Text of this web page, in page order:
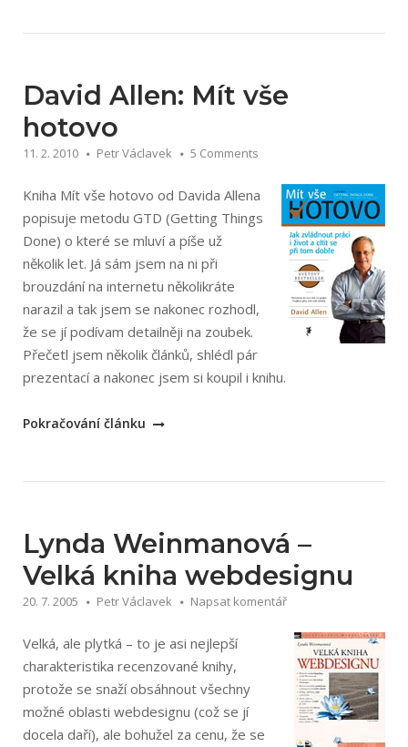
David Allen: Mít vše
hotovo
11. 2. 2010 Petr Václavek 5 Comments
Kniha Mít vše hotovo od Davida Allena
popisuje metodu GTD (Getting Things
Done) o které se mluví a píše už
několik let. Já sám jsem na ni při
brouzdání na internetu několikráte
narazil a tak jsem se nakonec rozhodl,
že se jí podívam detailněji na zoubek.
Přečetl jsem několik článků, shlédl pár
prezentací a nakonec jsem si koupil i knihu.
„David
Pokračování článku
Lynda Weinmanová –
Velká kniha webdesignu
20. 7. 2005 Petr Václavek Napsat komentář
Velká, ale plytká – to je asi nejlepší
charakteristika recenzované knihy,
protože se snaží obsáhnout všechny
možné oblasti webdesignu (což se jí
docela daří), ale bohužel za cenu, že se